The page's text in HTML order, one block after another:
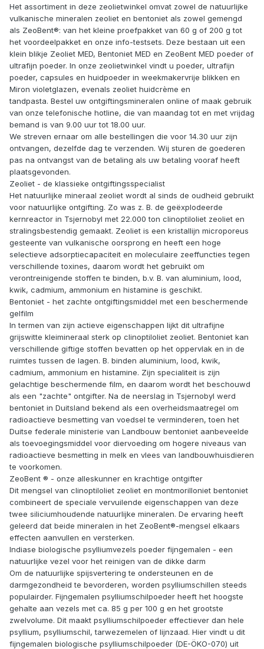
Het assortiment in deze zeolietwinkel omvat zowel de natuurlijke
vulkanische mineralen zeoliet en bentoniet als zowel gemengd
als ZeoBent®: van het kleine proefpakket van 60 g of 200 g tot
het voordeelpakket en onze info-testsets. Deze bestaan uit een
klein blikje Zeoliet MED, Bentoniet MED en ZeoBent MED poeder of
ultrafijn poeder. In onze zeolietwinkel vindt u poeder, ultrafijn
poeder, capsules en huidpoeder in weekmakervrije blikken en
Miron violetglazen, evenals zeoliet huidcrème en
tandpasta. Bestel uw ontgiftingsmineralen online of maak gebruik
van onze telefonische hotline, die van maandag tot en met vrijdag
bemand is van 9.00 uur tot 18.00 uur.
We streven ernaar om alle bestellingen die voor 14.30 uur zijn
ontvangen, dezelfde dag te verzenden. Wij sturen de goederen
pas na ontvangst van de betaling als uw betaling vooraf heeft
plaatsgevonden.
Zeoliet - de klassieke ontgiftingsspecialist
Het natuurlijke mineraal zeoliet wordt al sinds de oudheid gebruikt
voor natuurlijke ontgifting. Zo was z. B. de geëxplodeerde
kernreactor in Tsjernobyl met 22.000 ton clinoptiloliet zeoliet en
stralingsbestendig gemaakt. Zeoliet is een kristallijn microporeus
gesteente van vulkanische oorsprong en heeft een hoge
selectieve adsorptiecapaciteit en moleculaire zeeffuncties tegen
verschillende toxines, daarom wordt het gebruikt om
verontreinigende stoffen te binden, b.v. B. van aluminium, lood,
kwik, cadmium, ammonium en histamine is geschikt.
Bentoniet - het zachte ontgiftingsmiddel met een beschermende
gelfilm
In termen van zijn actieve eigenschappen lijkt dit ultrafijne
grijswitte kleimineraal sterk op clinoptiloliet zeoliet. Bentoniet kan
verschillende giftige stoffen bevatten op het oppervlak en in de
ruimtes tussen de lagen. B. binden aluminium, lood, kwik,
cadmium, ammonium en histamine. Zijn specialiteit is zijn
gelachtige beschermende film, en daarom wordt het beschouwd
als een "zachte" ontgifter. Na de neerslag in Tsjernobyl werd
bentoniet in Duitsland bekend als een overheidsmaatregel om
radioactieve besmetting van voedsel te verminderen, toen het
Duitse federale ministerie van Landbouw bentoniet aanbeveelde
als toevoegingsmiddel voor diervoeding om hogere niveaus van
radioactieve besmetting in melk en vlees van landbouwhuisdieren
te voorkomen.
ZeoBent ® - onze alleskunner en krachtige ontgifter
Dit mengsel van clinoptiloliet zeoliet en montmorilloniet bentoniet
combineert de speciale vervuilende eigenschappen van deze
twee siliciumhoudende natuurlijke mineralen. De ervaring heeft
geleerd dat beide mineralen in het ZeoBent®-mengsel elkaars
effecten aanvullen en versterken.
Indiase biologische psylliumvezels poeder fijngemalen - een
natuurlijke vezel voor het reinigen van de dikke darm
Om de natuurlijke spijsvertering te ondersteunen en de
darmgezondheid te bevorderen, worden psylliumschillen steeds
populairder. Fijngemalen psylliumschilpoeder heeft het hoogste
gehalte aan vezels met ca. 85 g per 100 g en het grootste
zwelvolume. Dit maakt psylliumschilpoeder effectiever dan hele
psyllium, psylliumschil, tarwezemelen of lijnzaad. Hier vindt u dit
fijngemalen biologische psylliumschilpoeder (DE-ÖKO-070) uit